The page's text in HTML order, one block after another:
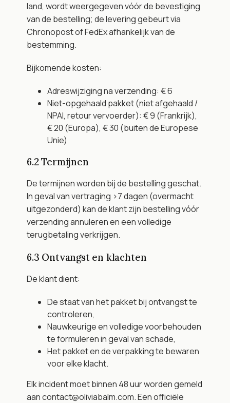
land, wordt weergegeven vóór de bevestiging
van de bestelling; de levering gebeurt via
Chronopost of FedEx afhankelijk van de
bestemming.
Bijkomende kosten:
Adreswijziging na verzending: € 6
Niet-opgehaald pakket (niet afgehaald /
NPAI, retour vervoerder): € 9 (Frankrijk),
€ 20 (Europa), € 30 (buiten de Europese
Unie)
6.2 Termijnen
De termijnen worden bij de bestelling geschat.
In geval van vertraging >7 dagen (overmacht
uitgezonderd) kan de klant zijn bestelling vóór
verzending annuleren en een volledige
terugbetaling verkrijgen.
6.3 Ontvangst en klachten
De klant dient:
De staat van het pakket bij ontvangst te
controleren,
Nauwkeurige en volledige voorbehouden
te formuleren in geval van schade,
Het pakket en de verpakking te bewaren
voor elke klacht.
Elk incident moet binnen 48 uur worden gemeld
aan contact@oliviabalm.com. Een officiële